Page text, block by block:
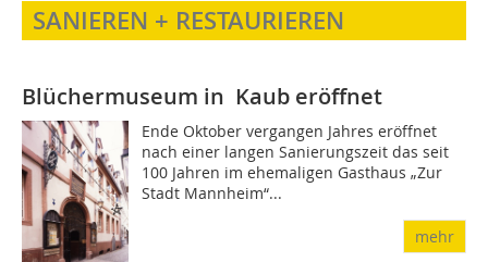
SANIEREN + RESTAURIEREN
Blüchermuseum in Kaub eröffnet
Ende Oktober vergangen Jahres eröffnet
nach einer langen Sanierungszeit das seit
100 Jahren im ehemaligen Gasthaus „Zur
Stadt Mannheim“...
mehr